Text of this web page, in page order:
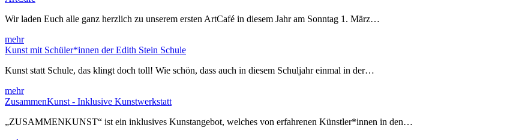
Wir laden Euch alle ganz herzlich zu unserem ersten ArtCafé in diesem Jahr am Sonntag 1. März…
mehr
Kunst mit Schüler*innen der Edith Stein Schule
Kunst statt Schule, das klingt doch toll! Wie schön, dass auch in diesem Schuljahr einmal in der…
mehr
ZusammenKunst - Inklusive Kunstwerkstatt
„ZUSAMMENKUNST“ ist ein inklusives Kunstangebot, welches von erfahrenen Künstler*innen in den…